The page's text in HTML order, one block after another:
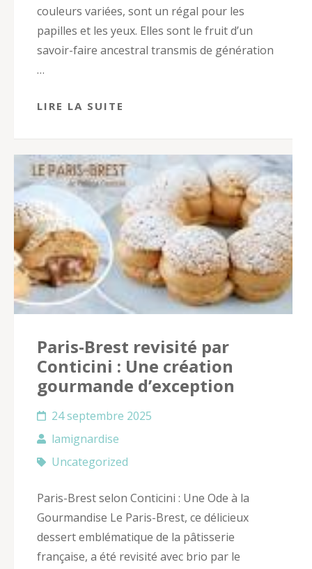
couleurs variées, sont un régal pour les
papilles et les yeux. Elles sont le fruit d’un
savoir-faire ancestral transmis de génération
…
LIRE LA SUITE
Paris-Brest revisité par
Conticini : Une création
gourmande d’exception
24 septembre 2025
lamignardise
Uncategorized
Paris-Brest selon Conticini : Une Ode à la
Gourmandise Le Paris-Brest, ce délicieux
dessert emblématique de la pâtisserie
française, a été revisité avec brio par le